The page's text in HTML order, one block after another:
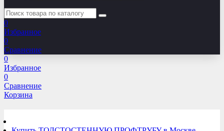
0
Избранное
0
Сравнение
0
Избранное
0
Сравнение
Корзина